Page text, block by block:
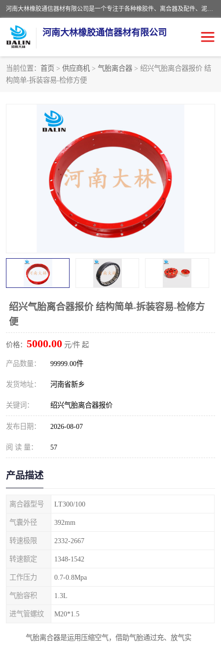
河南大林橡胶通信器材有限公司是一个专注于各种橡胶件、离合器及配件、泥浆泵及配件等产品设计制造和加工的企业。产品应用于矿山、冶金、石油、钢铁、化工、水泥、船舶、造纸、通用机械等各种大功率机械传动或制动装置。
河南大林橡胶通信器材有限公司
当前位置： 首页 > 供应商机 > 气胎离合器 > 绍兴气胎离合器报价 结
构简单-拆装容易-检修方便
绍兴气胎离合器报价 结构简单-拆装容易-检修方
便
价格： 5000.00 元/件 起
产品数量： 99999.00件
发货地址： 河南省新乡
关键词： 绍兴气胎离合器报价
发布日期： 2026-08-07
阅 读 量： 57
产品描述
离合器型号 LT300/100
气囊外径 392mm
转速极限 2332-2667
转速额定 1348-1542
工作压力 0.7-0.8Mpa
气胎容积 1.3L
进气管螺纹 M20*1.5
气胎离合器是运用压缩空气，借助气胎通过充、放气实
推盘离合器
VC离合器
PO隔膜离合器 气胎离合器
泥浆泵空气包胶囊 气动元件
DY隔膜式离合器 CB离合器
实芯轮胎
联轴器